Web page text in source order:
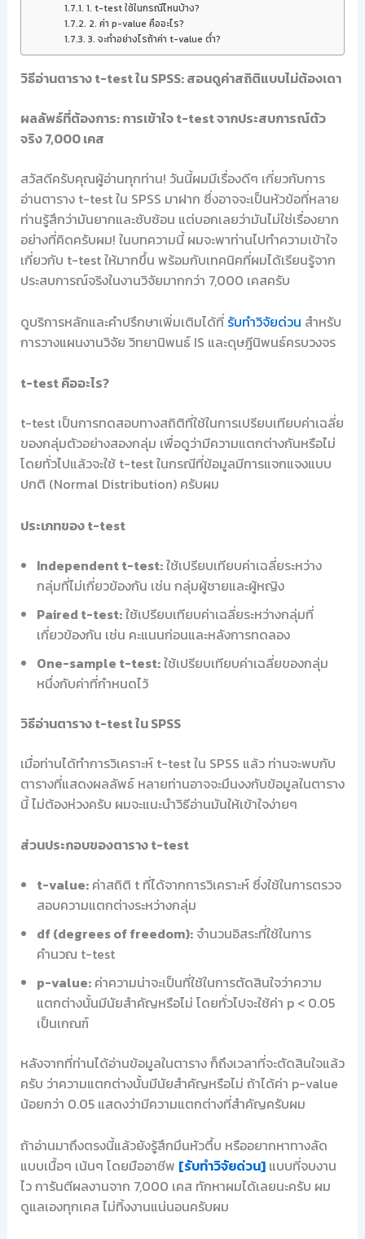
1. t-test ใช้ในกรณีไหนบ้าง?
2. ค่า p-value คืออะไร?
3. จะทำอย่างไรถ้าค่า t-value ต่ำ?
วิธีอ่านตาราง t-test ใน SPSS: สอนดูค่าสถิติแบบไม่ต้องเดา
ผลลัพธ์ที่ต้องการ: การเข้าใจ t-test จากประสบการณ์ตัว
จริง 7,000 เคส
สวัสดีครับคุณผู้อ่านทุกท่าน! วันนี้ผมมีเรื่องดีๆ เกี่ยวกับการ
อ่านตาราง t-test ใน SPSS มาฝาก ซึ่งอาจจะเป็นหัวข้อที่หลาย
ท่านรู้สึกว่ามันยากและซับซ้อน แต่บอกเลยว่ามันไม่ใช่เรื่องยาก
อย่างที่คิดครับผม! ในบทความนี้ ผมจะพาท่านไปทำความเข้าใจ
เกี่ยวกับ t-test ให้มากขึ้น พร้อมกับเทคนิคที่ผมได้เรียนรู้จาก
ประสบการณ์จริงในงานวิจัยมากกว่า 7,000 เคสครับ
ดูบริการหลักและคำปรึกษาเพิ่มเติมได้ที่ รับทำวิจัยด่วน สำหรับ
การวางแผนงานวิจัย วิทยานิพนธ์ IS และดุษฎีนิพนธ์ครบวงจร
t-test คืออะไร?
t-test เป็นการทดสอบทางสถิติที่ใช้ในการเปรียบเทียบค่าเฉลี่ย
ของกลุ่มตัวอย่างสองกลุ่ม เพื่อดูว่ามีความแตกต่างกันหรือไม่
โดยทั่วไปแล้วจะใช้ t-test ในกรณีที่ข้อมูลมีการแจกแจงแบบ
ปกติ (Normal Distribution) ครับผม
ประเภทของ t-test
Independent t-test:ใช้เปรียบเทียบค่าเฉลี่ยระหว่าง
กลุ่มที่ไม่เกี่ยวข้องกัน เช่น กลุ่มผู้ชายและผู้หญิง
Paired t-test:ใช้เปรียบเทียบค่าเฉลี่ยระหว่างกลุ่มที่
เกี่ยวข้องกัน เช่น คะแนนก่อนและหลังการทดลอง
One-sample t-test:ใช้เปรียบเทียบค่าเฉลี่ยของกลุ่ม
หนึ่งกับค่าที่กำหนดไว้
วิธีอ่านตาราง t-test ใน SPSS
เมื่อท่านได้ทำการวิเคราะห์ t-test ใน SPSS แล้ว ท่านจะพบกับ
ตารางที่แสดงผลลัพธ์ หลายท่านอาจจะมึนงงกับข้อมูลในตาราง
นี้ ไม่ต้องห่วงครับ ผมจะแนะนำวิธีอ่านมันให้เข้าใจง่ายๆ
ส่วนประกอบของตาราง t-test
t-value:ค่าสถิติ t ที่ได้จากการวิเคราะห์ ซึ่งใช้ในการตรวจ
สอบความแตกต่างระหว่างกลุ่ม
df (degrees of freedom):จำนวนอิสระที่ใช้ในการ
คำนวณ t-test
p-value:ค่าความน่าจะเป็นที่ใช้ในการตัดสินใจว่าความ
แตกต่างนั้นมีนัยสำคัญหรือไม่ โดยทั่วไปจะใช้ค่า p < 0.05
เป็นเกณฑ์
หลังจากที่ท่านได้อ่านข้อมูลในตาราง ก็ถึงเวลาที่จะตัดสินใจแล้ว
ครับ ว่าความแตกต่างนั้นมีนัยสำคัญหรือไม่ ถ้าได้ค่า p-value
น้อยกว่า 0.05 แสดงว่ามีความแตกต่างที่สำคัญครับผม
ถ้าอ่านมาถึงตรงนี้แล้วยังรู้สึกมึนหัวตึ้บ หรืออยากหาทางลัด
แบบเนื้อๆ เน้นๆ โดยมืออาชีพ [รับทำวิจัยด่วน]แบบที่จบงาน
ไว การันตีผลงานจาก 7,000 เคส ทักหาผมได้เลยนะครับ ผม
ดูแลเองทุกเคส ไม่ทิ้งงานแน่นอนครับผม